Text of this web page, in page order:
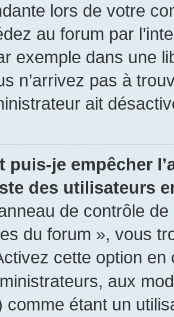
lors de votre
au forum par
exemple dans une
n’arrivez pas à
ait
puis-je empêcher
des utilisateurs
de contrôle
du forum », vous
cette option
aux
comme étant un